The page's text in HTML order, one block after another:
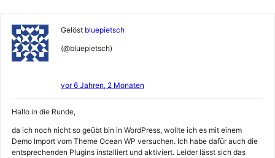
Gelöst bluepietsch
(@bluepietsch)
vor 6 Jahren, 2 Monaten
Hallo in die Runde,
da ich noch nicht so geübt bin in WordPress, wollte ich es mit einem
Demo Import vom Theme Ocean WP versuchen. Ich habe dafür auch die
entsprechenden Plugins installiert und aktiviert. Leider lässt sich das